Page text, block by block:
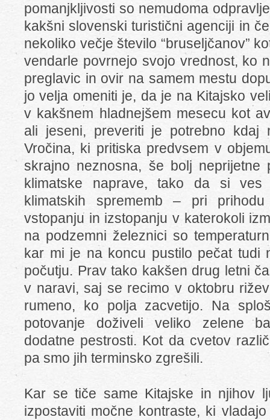
pomanjkljivosti so nemudoma
kakšni slovenski turistični agenciji in
nekoliko večje število “bruseljčanov”
vendarle povrnejo svojo vrednost, ko
preglavic in ovir na samem mestu
jo velja omeniti je, da je na Kitajsko
v kakšnem hladnejšem mesecu kot
ali jeseni, preveriti je potrebno kdaj
Vročina, ki pritiska predvsem v
skrajno neznosna, še bolj neprijetne
klimatske naprave, tako da si
klimatskih sprememb – pri
vstopanju in izstopanju v katerokoli
na podzemni železnici so
kar mi je na koncu pustilo pečat tudi
počutju. Prav tako kakšen drug letni
v naravi, saj se recimo v oktobru
rumeno, ko polja zacvetijo. Na
potovanje doživeli veliko zelene
dodatne pestrosti. Kot da cvetov
pa smo jih terminsko zgrešili.
Kar se tiče same Kitajske in njihov
izpostaviti močne kontraste, ki